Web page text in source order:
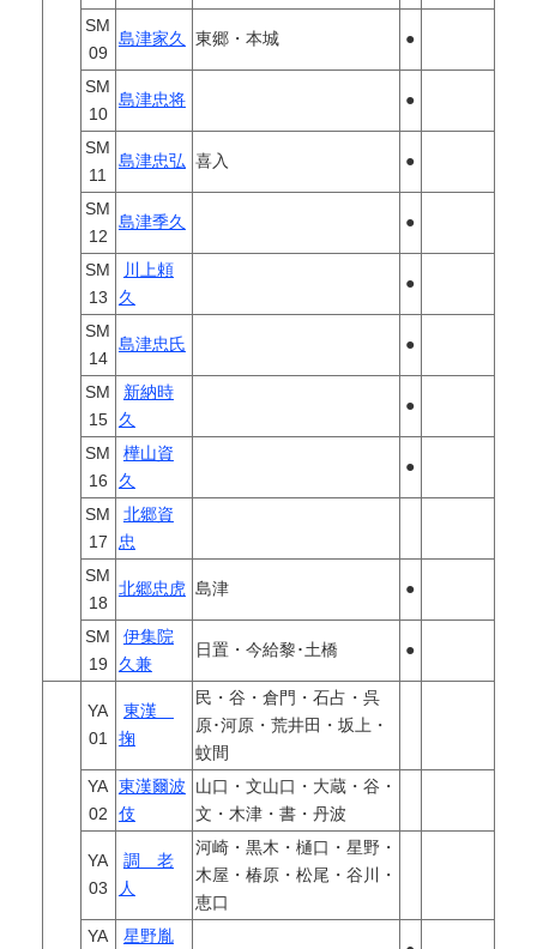
SM
09
島津家久 東郷・本城 ●
SM
10
島津忠将 ●
SM
11
島津忠弘 喜入 ●
SM
12
島津季久 ●
SM
13
川上頼
久
●
SM
14
島津忠氏 ●
SM
15
新納時
久
●
SM
16
樺山資
久
●
SM
17
北郷資
忠
SM
18
北郷忠虎 島津 ●
SM
19
伊集院
久兼
日置・今給黎･土橋 ●
YA
01
東漢
掬
民・谷・倉門・石占・呉
原･河原・荒井田・坂上・
蚊間
YA
02
東漢爾波
伎
山口・文山口・大蔵・谷・
文・木津・書・丹波
YA
03
調 老
人
河崎・黒木・樋口・星野・
木屋・椿原・松尾・谷川・
恵口
YA
星野胤